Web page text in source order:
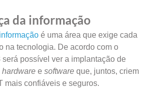
da informação
é uma área que exige cada
na tecnologia. De acordo com o
será possível ver a implantação de
hardware e software que, juntos, criem
mais confiáveis e seguros.